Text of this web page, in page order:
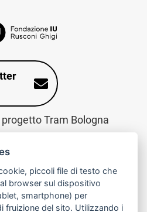
Tram Bologna
interattiva
al call center
il callpiccoli file di testo che
browser sul dispositivo
smartphone) per
fruizione del sito. Utilizzando i